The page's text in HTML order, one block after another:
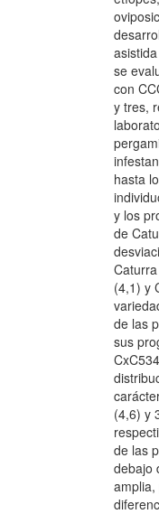
se
con
y tres,
hasta
y los
de
(4,1) y
de las
sus
(4,6) y
de las
debajo